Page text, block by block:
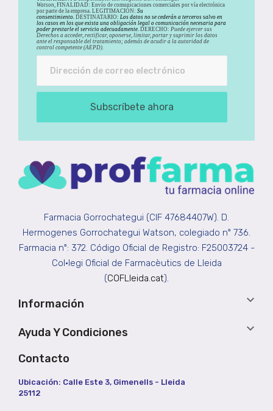
Watson, FINALIDAD: Envío de comunicaciones comerciales por vía electrónica
por parte de la empresa. LEGITIMACIÓN: Su
consentimiento. DESTINATARIO: Los datos no se cederán a terceros salvo en
los casos en los que exista una obligación legal o comunicación necesaria para
poder prestarle el servicio adecuadamente. DERECHO: Puede ejercer sus
Derechos a acceder, rectificar, oponerse, limitar, portar y suprimir los datos
ante el responsable del tratamiento; además de acudir a la autoridad de
control competente (AEPD).
Subscríbete ahora
Farmacia Gorrochategui (CIF 47684407W). D.
Hermogenes Gorrochategui Watson, colegiado nº 736.
Farmacia nº: 372. Código Oficial de Registro: F25003724 -
Col•legi Oficial de Farmacèutics de Lleida
(COFLleida.cat).
Información 
Ayuda Y Condiciones 
Contacto
Ubicación: Calle Este 3, Gimenells - Lleida
25112